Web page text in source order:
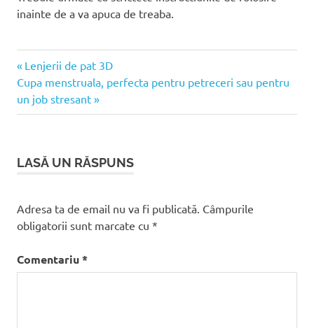
inainte de a va apuca de treaba.
Navigare
în
Articolul
anterior:
Lenjerii de pat 3D
Articolul
următor:
Cupa menstruala, perfecta pentru petreceri sau pentru
un job stresant
LASĂ UN RĂSPUNS
Adresa ta de email nu va fi publicată. Câmpurile
obligatorii sunt marcate cu *
Comentariu*